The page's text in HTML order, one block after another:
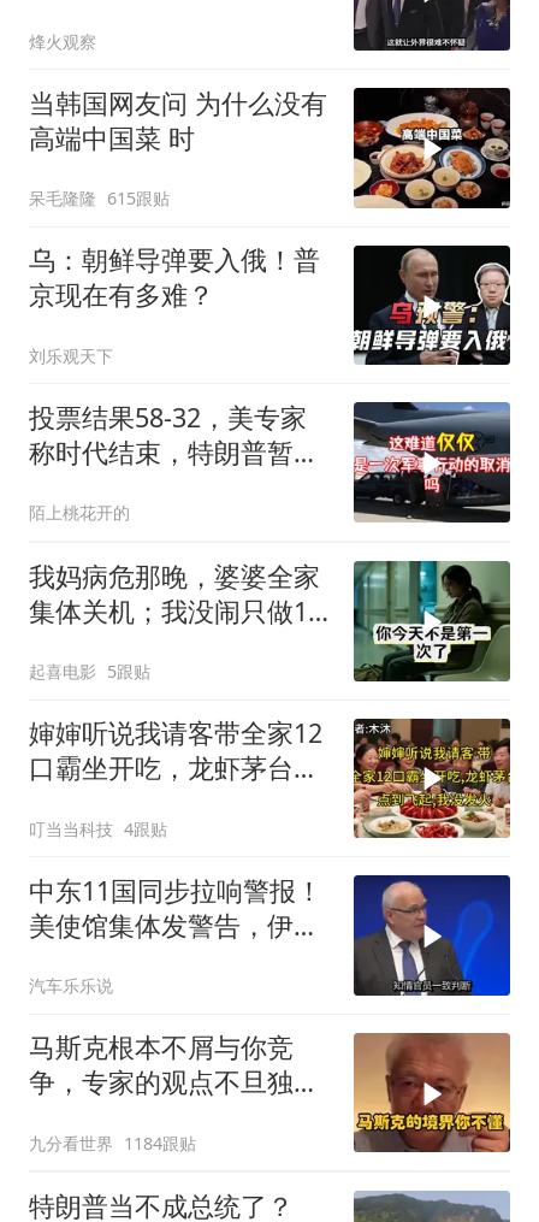
烽火观察
当韩国网友问 为什么没有
高端中国菜 时
呆毛隆隆 615跟贴
乌：朝鲜导弹要入俄！普
京现在有多难？
刘乐观天下
投票结果58-32，美专家
称时代结束，特朗普暂不
陌上桃花开的
我妈病危那晚，婆婆全家
集体关机；我没闹只做1
你是不是疯了？
起喜电影 5跟贴
婶婶听说我请客带全家12
口霸坐开吃，龙虾茅台点
叮当当科技 4跟贴
中东11国同步拉响警报！
美使馆集体发警告，伊朗
汽车乐乐说
马斯克根本不屑与你竞
争，专家的观点不旦独到
九分看世界 1184跟贴
特朗普当不成总统了？